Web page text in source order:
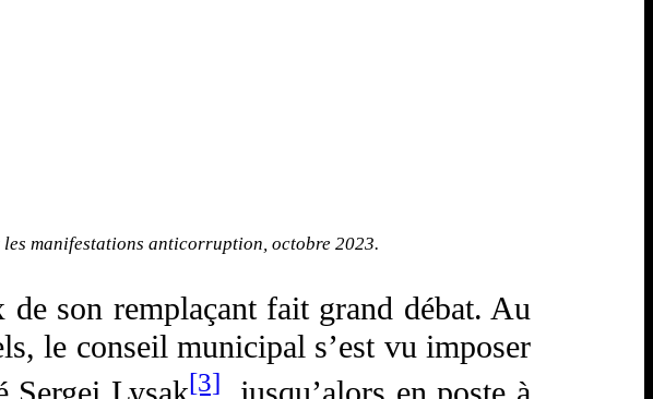
manifestations anticorruption, octobre 2023.
son remplaçant fait grand débat. Au
le conseil municipal s’est vu imposer
[3]